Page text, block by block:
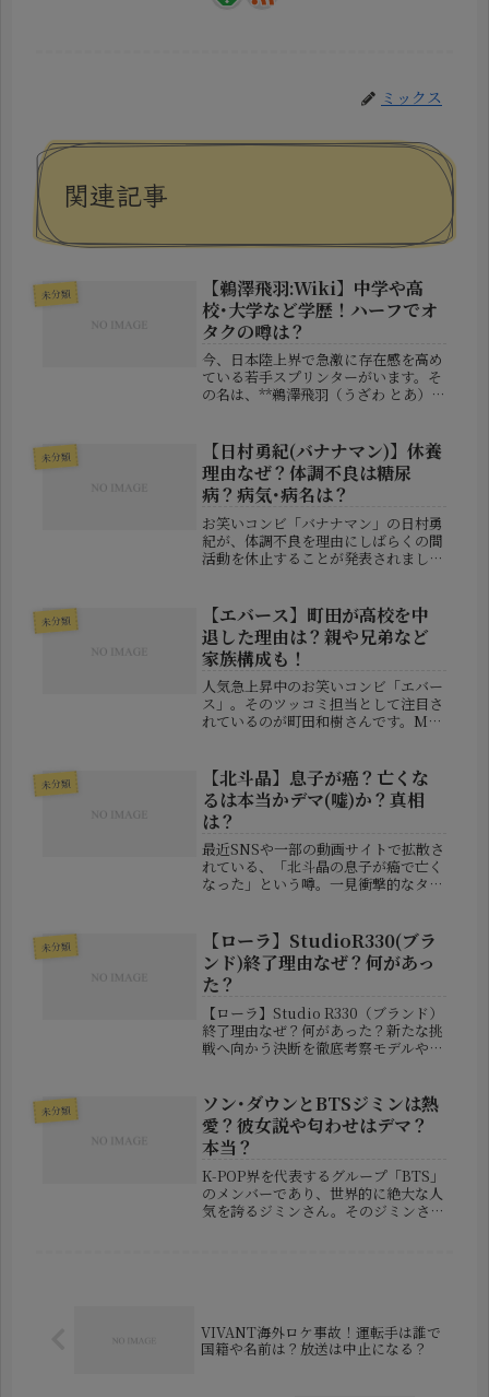
ミックス
関連記事
未分類
【鵜澤飛羽:Wiki】中学や高
校･大学など学歴！ハーフでオ
タクの噂は？
今、日本陸上界で急激に存在感を高め
ている若手スプリンターがいます。そ
の名は、**鵜澤飛羽（うざわ とあ）**
顔”でも注目を集めています。「ハー
フっぽいけど実際は？」「オタク...
未分類
【日村勇紀(バナナマン)】休養
理由なぜ？体調不良は糖尿
病？病気･病名は？
お笑いコンビ「バナナマン」の日村勇
紀が、体調不良を理由にしばらくの間
活動を休止することが発表されまし
体的な病気は何なのか？」といった疑
問の声も広がっています。本記事で
は、今...
未分類
【エバース】町田が高校を中
退した理由は？親や兄弟など
家族構成も！
人気急上昇中のお笑いコンビ「エバー
ス」。そのツッコミ担当として注目さ
れているのが町田和樹さんです。M-1
いツッコミでファンを魅了していま
す。本記事では、そんな町田さんの
高...
未分類
【北斗晶】息子が癌？亡くな
るは本当かデマ(嘘)か？真相
は？
最近SNSや一部の動画サイトで拡散さ
れている、「北斗晶の息子が癌で亡く
なった」という噂。一見衝撃的なタイ
はないでしょうか？本記事では、こう
した噂の発端や真相について検証
し、...
未分類
【ローラ】StudioR330(ブラ
ンド)終了理由なぜ？何があっ
た？
【ローラ】Studio R330（ブランド）
終了理由なぜ？何があった？新たな挑
戦へ向かう決断を徹底考察モデルやタ
ンド「Studio R330」の終了を発表
し、大きな話題とな...
未分類
ソン･ダウンとBTSジミンは熱
愛？彼女説や匂わせはデマ？
本当？
K-POP界を代表するグループ「BTS」
のメンバーであり、世界的に絶大な人
気を誇るジミンさん。そのジミンさん
VIVANT海外ロケ事故！運転手は誰で
国籍や名前は？放送は中止になる？